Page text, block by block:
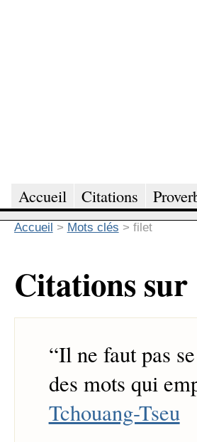
Accueil Citations
Accueil > Mots clés > filet
Citations
“Il ne faut pas
des mots qui
Tchouang-Tseu